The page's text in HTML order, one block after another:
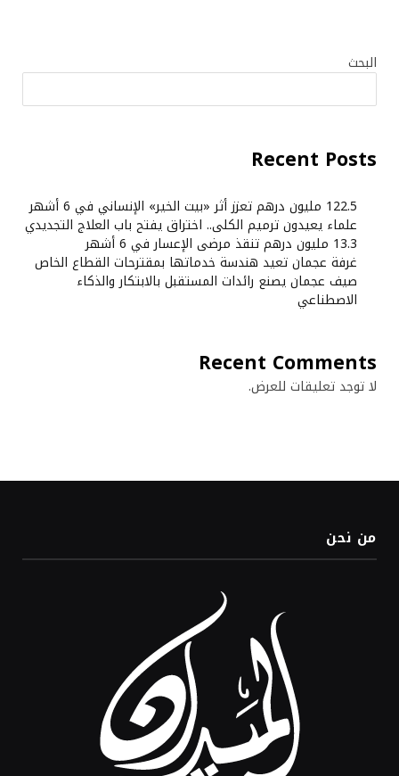
البحث
Recent Posts
122.5 مليون درهم تعزز أثر «بيت الخير» الإنساني في 6 أشهر
علماء يعيدون ترميم الكلى.. اختراق يفتح باب العلاج التجديدي
13.3 مليون درهم تنقذ مرضى الإعسار في 6 أشهر
غرفة عجمان تعيد هندسة خدماتها بمقترحات القطاع الخاص
صيف عجمان يصنع رائدات المستقبل بالابتكار والذكاء
الاصطناعي
Recent Comments
لا توجد تعليقات للعرض.
من نحن